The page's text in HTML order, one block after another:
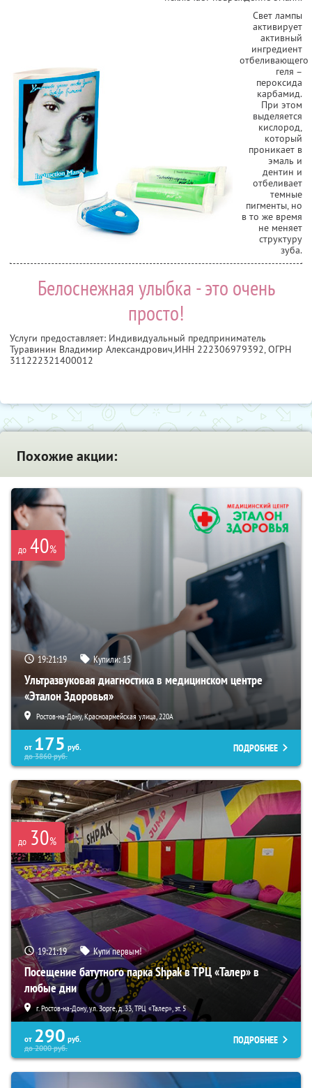
Свет лампы
активирует
активный
ингредиент
отбеливающего
геля –
пероксида
карбамид.
При этом
выделяется
кислород,
который
проникает в
эмаль и
дентин и
отбеливает
темные
пигменты, но
в то же время
не меняет
структуру
зуба.
Белоснежная улыбка - это очень
просто!
Услуги предоставляет: Индивидуальный предприниматель
Туравинин Владимир Александрович,ИНН 222306979392, ОГРН
311222321400012
Похожие акции:
до 40%
19:21:18 Купили:15
Ультразвуковая диагностика в медицинском центре
«Эталон Здоровья»
Ростов-на-Дону, Красноармейская улица, 220А
от 175 руб.
до3860руб.
ПОДРОБНЕЕ
до 30%
19:21:18 Купи первым!
Посещение батутного парка Shpak в ТРЦ «Талер» в
любые дни
г. Ростов-на-Дону, ул. Зорге, д. 33, ТРЦ «Талер», эт. 5
от 290 руб.
до2000руб.
ПОДРОБНЕЕ